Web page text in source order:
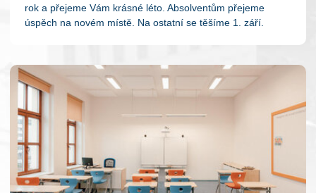
rok a přejeme Vám krásné léto. Absolventům přejeme
úspěch na novém místě. Na ostatní se těšíme 1. září.